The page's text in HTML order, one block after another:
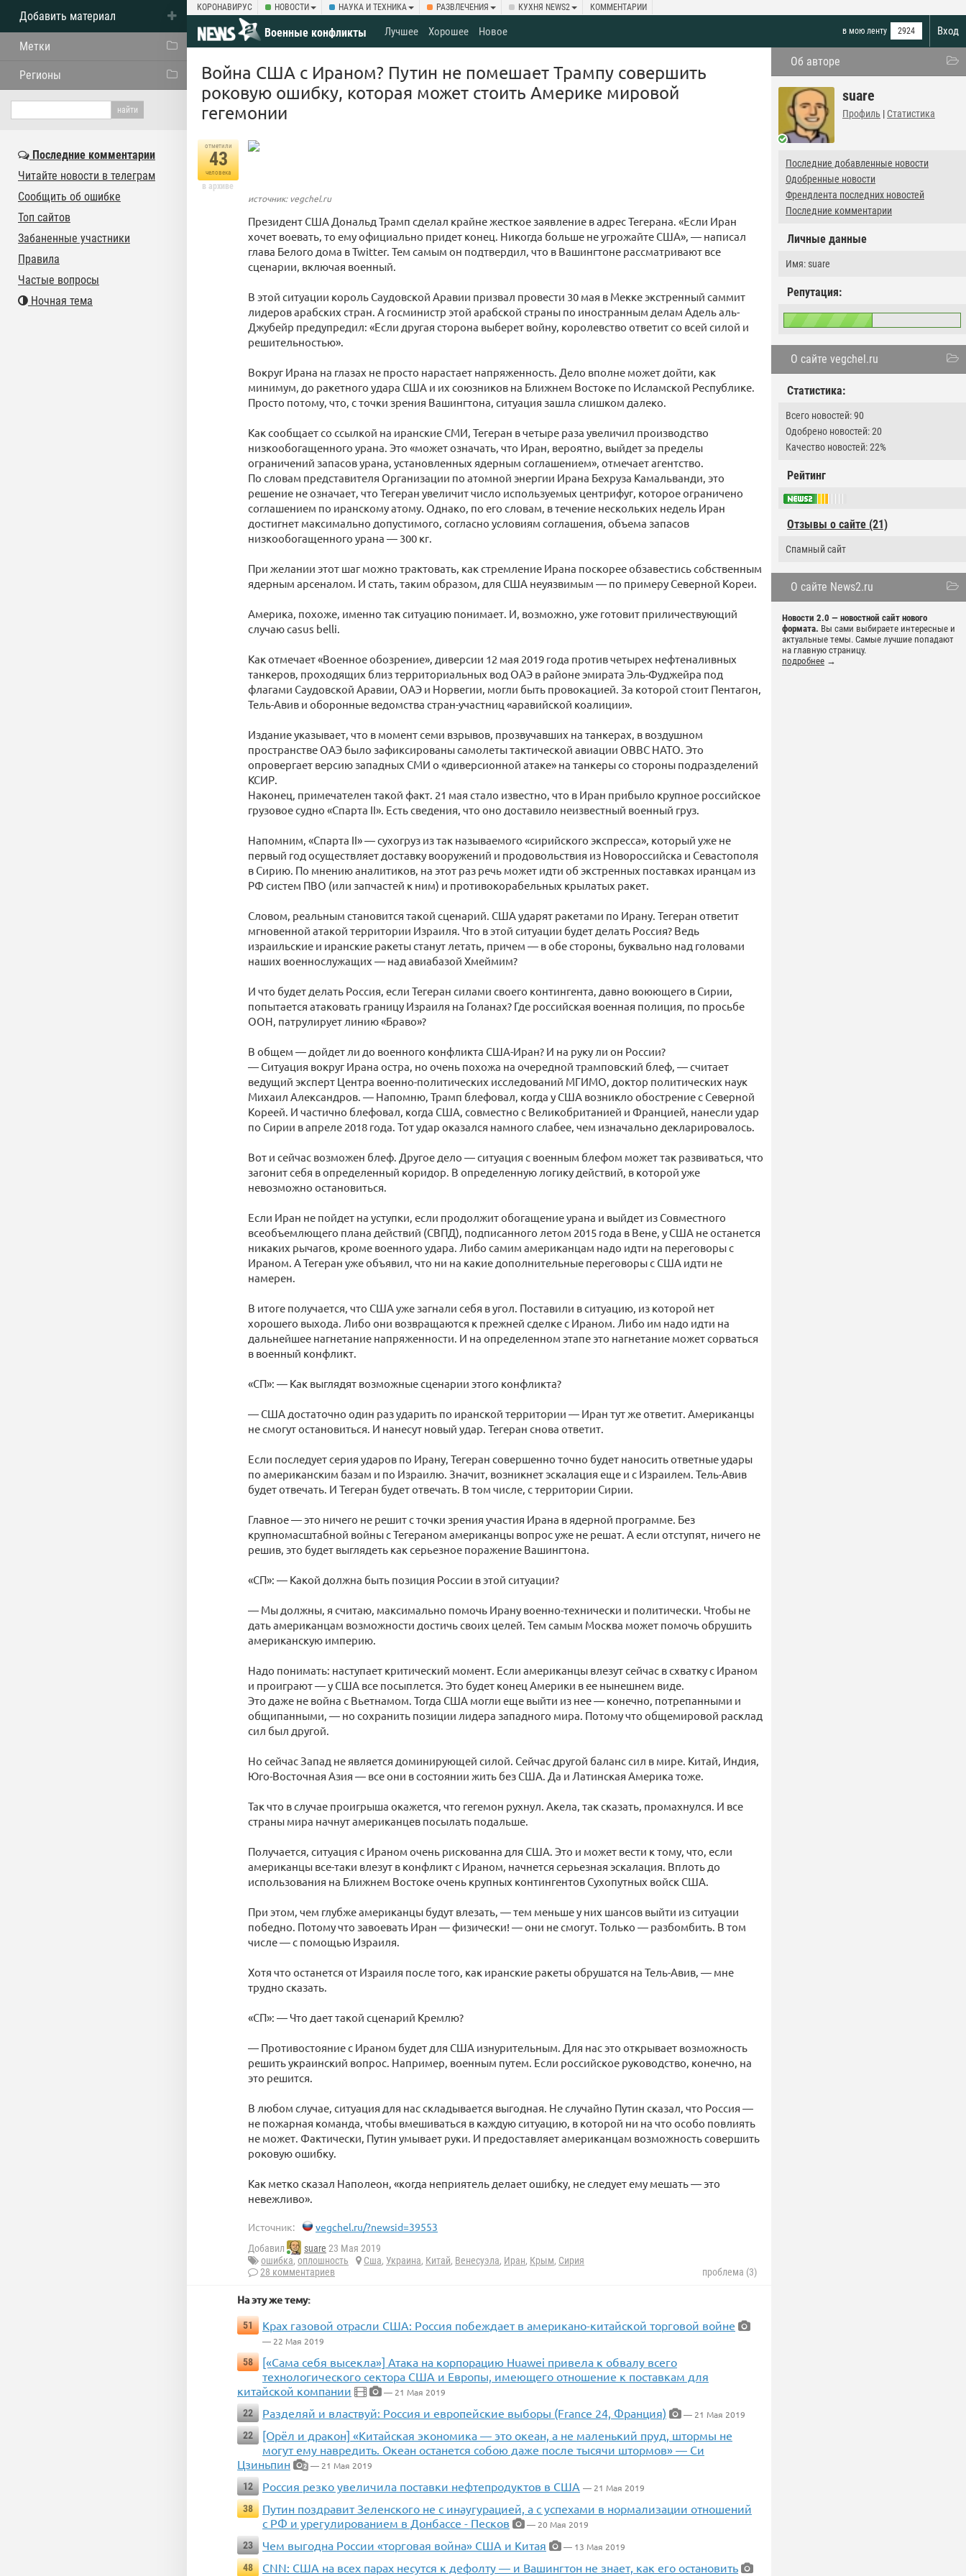
КОРОНАВИРУС НОВОСТИ НАУКА И ТЕХНИКА РАЗВЛЕЧЕНИЯ КУХНЯ NEWS2 КОММЕНТАРИИ
Вход
Военные конфликты в мою ленту 2924
Лучшее Хорошее Новое
Об авторе
suare
Профиль | Статистика
Последние добавленные новости
Одобренные новости
Френдлента последних новостей
Последние комментарии
Личные данные
Имя: suare
Репутация:
О сайте vegchel.ru
Статистика:
Всего новостей: 90
Одобрено новостей: 20
Качество новостей: 22%
Рейтинг
Отзывы о сайте (21)
Спамный сайт
О сайте News2.ru
Новости 2.0 — новостной сайт нового
формата. Вы сами выбираете интересные и
актуальные темы. Самые лучшие попадают
на главную страницу.
подробнее →
Война США с Ираном? Путин не помешает Трампу совершить
роковую ошибку, которая может стоить Америке мировой
гегемонии
отметили
43
человека
в архиве
источник: vegchel.ru
Президент США Дональд Трамп сделал крайне жесткое заявление в адрес Тегерана. «Если Иран
хочет воевать, то ему официально придет конец. Никогда больше не угрожайте США», — написал
глава Белого дома в Twitter. Тем самым он подтвердил, что в Вашингтоне рассматривают все
сценарии, включая военный.
В этой ситуации король Саудовской Аравии призвал провести 30 мая в Мекке экстренный саммит
лидеров арабских стран. А госминистр этой арабской страны по иностранным делам Адель аль-
Джубейр предупредил: «Если другая сторона выберет войну, королевство ответит со всей силой и
решительностью».
Вокруг Ирана на глазах не просто нарастает напряженность. Дело вполне может дойти, как
минимум, до ракетного удара США и их союзников на Ближнем Востоке по Исламской Республике.
Просто потому, что, с точки зрения Вашингтона, ситуация зашла слишком далеко.
Как сообщает со ссылкой на иранские СМИ, Тегеран в четыре раза увеличил производство
низкообогащенного урана. Это «может означать, что Иран, вероятно, выйдет за пределы
ограничений запасов урана, установленных ядерным соглашением», отмечает агентство.
По словам представителя Организации по атомной энергии Ирана Бехруза Камальванди, это
решение не означает, что Тегеран увеличит число используемых центрифуг, которое ограничено
соглашением по иранскому атому. Однако, по его словам, в течение нескольких недель Иран
достигнет максимально допустимого, согласно условиям соглашения, объема запасов
низкообогащенного урана — 300 кг.
При желании этот шаг можно трактовать, как стремление Ирана поскорее обзавестись собственным
ядерным арсеналом. И стать, таким образом, для США неуязвимым — по примеру Северной Кореи.
Америка, похоже, именно так ситуацию понимает. И, возможно, уже готовит приличествующий
случаю casus belli.
Как отмечает «Военное обозрение», диверсии 12 мая 2019 года против четырех нефтеналивных
танкеров, проходящих близ территориальных вод ОАЭ в районе эмирата Эль-Фуджейра под
флагами Саудовской Аравии, ОАЭ и Норвегии, могли быть провокацией. За которой стоит Пентагон,
Тель-Авив и оборонные ведомства стран-участниц «аравийской коалиции».
Издание указывает, что в момент семи взрывов, прозвучавших на танкерах, в воздушном
пространстве ОАЭ было зафиксированы самолеты тактической авиации ОВВС НАТО. Это
опровергает версию западных СМИ о «диверсионной атаке» на танкеры со стороны подразделений
КСИР.
Наконец, примечателен такой факт. 21 мая стало известно, что в Иран прибыло крупное российское
грузовое судно «Спарта II». Есть сведения, что оно доставило неизвестный военный груз.
Напомним, «Спарта II» — сухогруз из так называемого «сирийского экспресса», который уже не
первый год осуществляет доставку вооружений и продовольствия из Новороссийска и Севастополя
в Сирию. По мнению аналитиков, на этот раз речь может идти об экстренных поставках иранцам из
РФ систем ПВО (или запчастей к ним) и противокорабельных крылатых ракет.
Словом, реальным становится такой сценарий. США ударят ракетами по Ирану. Тегеран ответит
мгновенной атакой территории Израиля. Что в этой ситуации будет делать Россия? Ведь
израильские и иранские ракеты станут летать, причем — в обе стороны, буквально над головами
наших военнослужащих — над авиабазой Хмеймим?
И что будет делать Россия, если Тегеран силами своего контингента, давно воюющего в Сирии,
попытается атаковать границу Израиля на Голанах? Где российская военная полиция, по просьбе
ООН, патрулирует линию «Браво»?
В общем — дойдет ли до военного конфликта США-Иран? И на руку ли он России?
— Ситуация вокруг Ирана остра, но очень похожа на очередной трамповский блеф, — считает
ведущий эксперт Центра военно-политических исследований МГИМО, доктор политических наук
Михаил Александров. — Напомню, Трамп блефовал, когда у США возникло обострение с Северной
Кореей. И частично блефовал, когда США, совместно с Великобританией и Францией, нанесли удар
по Сирии в апреле 2018 года. Тот удар оказался намного слабее, чем изначально декларировалось.
Вот и сейчас возможен блеф. Другое дело — ситуация с военным блефом может так развиваться, что
загонит себя в определенный коридор. В определенную логику действий, в которой уже
невозможно остановиться.
Если Иран не пойдет на уступки, если продолжит обогащение урана и выйдет из Совместного
всеобъемлющего плана действий (СВПД), подписанного летом 2015 года в Вене, у США не останется
никаких рычагов, кроме военного удара. Либо самим американцам надо идти на переговоры с
Ираном. А Тегеран уже объявил, что ни на какие дополнительные переговоры с США идти не
намерен.
В итоге получается, что США уже загнали себя в угол. Поставили в ситуацию, из которой нет
хорошего выхода. Либо они возвращаются к прежней сделке с Ираном. Либо им надо идти на
дальнейшее нагнетание напряженности. И на определенном этапе это нагнетание может сорваться
в военный конфликт.
«СП»: — Как выглядят возможные сценарии этого конфликта?
— США достаточно один раз ударить по иранской территории — Иран тут же ответит. Американцы
не смогут остановиться. И нанесут новый удар. Тегеран снова ответит.
Если последует серия ударов по Ирану, Тегеран совершенно точно будет наносить ответные удары
по американским базам и по Израилю. Значит, возникнет эскалация еще и с Израилем. Тель-Авив
будет отвечать. И Тегеран будет отвечать. В том числе, с территории Сирии.
Главное — это ничего не решит с точки зрения участия Ирана в ядерной программе. Без
крупномасштабной войны с Тегераном американцы вопрос уже не решат. А если отступят, ничего не
решив, это будет выглядеть как серьезное поражение Вашингтона.
«СП»: — Какой должна быть позиция России в этой ситуации?
— Мы должны, я считаю, максимально помочь Ирану военно-технически и политически. Чтобы не
дать американцам возможности достичь своих целей. Тем самым Москва может помочь обрушить
американскую империю.
Надо понимать: наступает критический момент. Если американцы влезут сейчас в схватку с Ираном
и проиграют — у США все посыплется. Это будет конец Америки в ее нынешнем виде.
Это даже не война с Вьетнамом. Тогда США могли еще выйти из нее — конечно, потрепанными и
общипанными, — но сохранить позиции лидера западного мира. Потому что общемировой расклад
сил был другой.
Но сейчас Запад не является доминирующей силой. Сейчас другой баланс сил в мире. Китай, Индия,
Юго-Восточная Азия — все они в состоянии жить без США. Да и Латинская Америка тоже.
Так что в случае проигрыша окажется, что гегемон рухнул. Акела, так сказать, промахнулся. И все
страны мира начнут американцев посылать подальше.
Получается, ситуация с Ираном очень рискованна для США. Это и может вести к тому, что, если
американцы все-таки влезут в конфликт с Ираном, начнется серьезная эскалация. Вплоть до
использования на Ближнем Востоке очень крупных контингентов Сухопутных войск США.
При этом, чем глубже американцы будут влезать, — тем меньше у них шансов выйти из ситуации
победно. Потому что завоевать Иран — физически! — они не смогут. Только — разбомбить. В том
числе — с помощью Израиля.
Хотя что останется от Израиля после того, как иранские ракеты обрушатся на Тель-Авив, — мне
трудно сказать.
«СП»: — Что дает такой сценарий Кремлю?
— Противостояние с Ираном будет для США изнурительным. Для нас это открывает возможность
решить украинский вопрос. Например, военным путем. Если российское руководство, конечно, на
это решится.
В любом случае, ситуация для нас складывается выгодная. Не случайно Путин сказал, что Россия —
не пожарная команда, чтобы вмешиваться в каждую ситуацию, в которой ни на что особо повлиять
не может. Фактически, Путин умывает руки. И предоставляет американцам возможность совершить
роковую ошибку.
Как метко сказал Наполеон, «когда неприятель делает ошибку, не следует ему мешать — это
невежливо».
Источник: vegchel.ru/?newsid=39553
Добавил suare 23 Мая 2019
ошибка, оплошность Сша, Украина, Китай, Венесуэла, Иран, Крым, Сирия
28 комментариев
проблема (3)
На эту же тему:
51 Крах газовой отрасли США: Россия побеждает в американо-китайской торговой войне
— 22 Мая 2019
58
[«Сама себя высекла»] Атака на корпорацию Huawei привела к обвалу всего
технологического сектора США и Европы, имеющего отношение к поставкам для
китайской компании
— 21 Мая 2019
22
Разделяй и властвуй: Россия и европейские выборы (France 24, Франция)
— 21 Мая 2019
22
[Орёл и дракон] «Китайская экономика — это океан, а не маленький пруд, штормы не
могут ему навредить. Океан останется собою даже после тысячи штормов» — Си
Цзиньпин
2 — 21 Мая 2019
12
Россия резко увеличила поставки нефтепродуктов в США — 21 Мая 2019
38
Путин поздравит Зеленского не с инаугурацией, а с успехами в нормализации отношений
с РФ и урегулированием в Донбассе - Песков
— 20 Мая 2019
23
Чем выгодна России «торговая война» США и Китая
— 13 Мая 2019
48
CNN: США на всех парах несутся к дефолту — и Вашингтон не знает, как его остановить
Добавить материал
Метки
Регионы
Последние комментарии
Читайте новости в телеграм
Сообщить об ошибке
Топ сайтов
Забаненные участники
Правила
Частые вопросы
Ночная тема